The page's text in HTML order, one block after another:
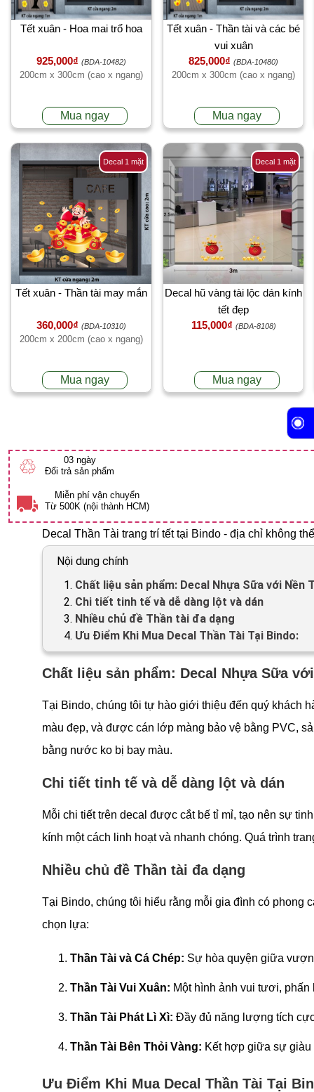
Tết xuân - Hoa mai trổ hoa
925,000₫ (BDA-10482)
200cm x 300cm (cao x ngang)
Mua ngay
Tết xuân - Thần tài và các bé
vui xuân
825,000₫ (BDA-10480)
200cm x 300cm (cao x ngang)
Mua ngay
Decal 1 mặt
Tết xuân - Thần tài may mắn
360,000₫ (BDA-10310)
200cm x 200cm (cao x ngang)
Mua ngay
Decal 1 mặt
Decal hũ vàng tài lộc dán kính
tết đẹp
115,000₫ (BDA-8108)
Mua ngay
♲
03 ngày
Đổi trả sản phẩm
Miễn phí vận chuyển
Từ 500K (nội thành HCM)
Decal Thần Tài trang trí tết tại Bindo - địa chỉ không
Nội dung chính
1. Chất liệu sản phẩm: Decal Nhựa Sữa với Nền
2. Chi tiết tinh tế và dễ dàng lột và dán
3. Nhiều chủ đề Thần tài đa dạng
4. Ưu Điểm Khi Mua Decal Thần Tài Tại Bindo:
Chất liệu sản phẩm: Decal Nhựa Sữa
Tại Bindo, chúng tôi tự hào giới thiệu đến quý khách
màu đẹp, và được cán lớp màng bảo vệ bằng PVC,
bằng nước ko bị bay màu.
Chi tiết tinh tế và dễ dàng lột và dán
Mỗi chi tiết trên decal được cắt bế tỉ mỉ, tạo nên sự
kính một cách linh hoạt và nhanh chóng. Quá trình
Nhiều chủ đề Thần tài đa dạng
Tại Bindo, chúng tôi hiểu rằng mỗi gia đình có phong
chọn lựa:
Thần Tài và Cá Chép: Sự hòa quyện giữa
Thần Tài Vui Xuân: Một hình ảnh vui tươi,
Thần Tài Phát Lì Xì: Đầy đủ năng lượng tích
Thần Tài Bên Thỏi Vàng: Kết hợp giữa sự giàu
Ưu Điểm Khi Mua Decal Thần Tài Tại